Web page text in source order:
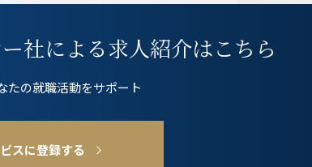
社による求人紹介はこちら
たの就職活動をサポート
スに登録する